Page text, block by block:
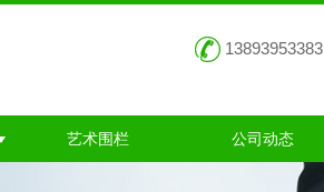
13893953383
艺术围栏 公司动态